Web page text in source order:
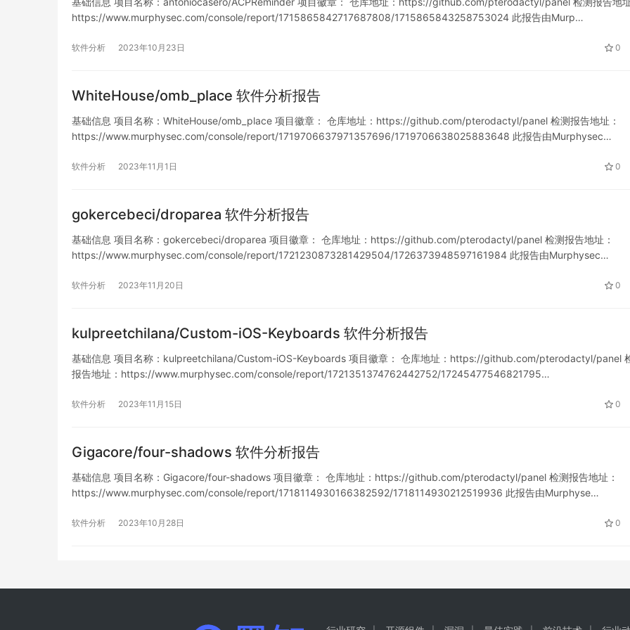
https://www.murphysec.com/console/report/1715865842717687808/1715865843258753024 此报告由Murp…
软件分析 2023年10月23日 0
WhiteHouse/omb_place 软件分析报告
基础信息 项目名称：WhiteHouse/omb_place 项目徽章： 仓库地址：https://github.com/pterodactyl/panel 检测报告地址：
https://www.murphysec.com/console/report/1719706637971357696/1719706638025883648 此报告由Murphysec…
软件分析 2023年11月1日 0
gokercebeci/droparea 软件分析报告
基础信息 项目名称：gokercebeci/droparea 项目徽章： 仓库地址：https://github.com/pterodactyl/panel 检测报告地址：
https://www.murphysec.com/console/report/1721230873281429504/1726373948597161984 此报告由Murphysec…
软件分析 2023年11月20日 0
kulpreetchilana/Custom-iOS-Keyboards 软件分析报告
基础信息 项目名称：kulpreetchilana/Custom-iOS-Keyboards 项目徽章： 仓库地址：https://github.com/pterodactyl/panel
报告地址：https://www.murphysec.com/console/report/1721351374762442752/17245477546821795…
软件分析 2023年11月15日 0
Gigacore/four-shadows 软件分析报告
基础信息 项目名称：Gigacore/four-shadows 项目徽章： 仓库地址：https://github.com/pterodactyl/panel 检测报告地址：
https://www.murphysec.com/console/report/1718114930166382592/1718114930212519936 此报告由Murphyse…
软件分析 2023年10月28日 0